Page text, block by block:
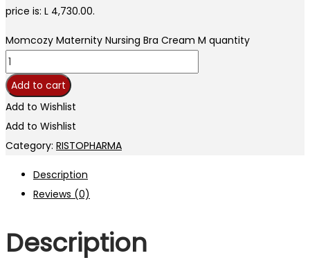
price is: L 4,730.00.
Momcozy Maternity Nursing Bra Cream M quantity
Add to cart
Add to Wishlist
Add to Wishlist
Category: RISTOPHARMA
Description
Reviews (0)
Description